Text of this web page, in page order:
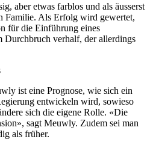
aber etwas farblos und als äusserst
Familie. Als Erfolg wird gewertet,
für die Einführung eines
verhalf, der allerdings
ist eine Prognose, wie sich ein
entwickeln wird, sowieso
sich die eigene Rolle. «Die
sagt Meuwly. Zudem sei man
als früher.